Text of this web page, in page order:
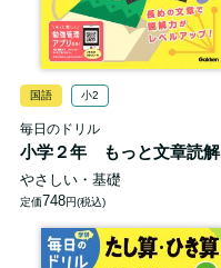
国語 小2
毎日のドリル
小学２年 もっと文章読解
やさしい・基礎
定価748円(税込)